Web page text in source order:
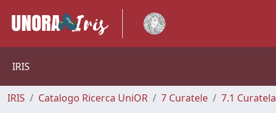
IRIS
IRIS Catalogo Ricerca UniOR 7 Curatele 7.1 Curatela